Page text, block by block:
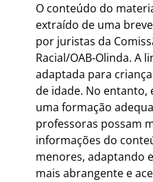
O conteúdo do
extraído de uma
por juristas da
Racial/OAB-Olinda. A
adaptada para
de idade. No entanto,
uma formação
professoras possam
informações do
menores, adaptando
mais abrangente e